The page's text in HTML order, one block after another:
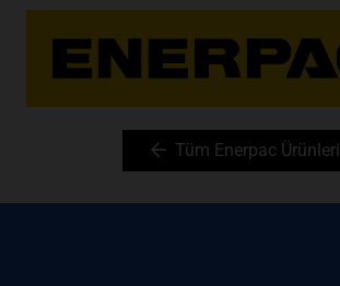
Tüm Enerpac Ürünleri